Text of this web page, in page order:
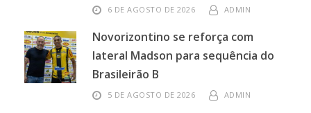
6 DE AGOSTO DE 2026 ADMIN
Novorizontino se reforça com
lateral Madson para sequência do
Brasileirão B
5 DE AGOSTO DE 2026 ADMIN